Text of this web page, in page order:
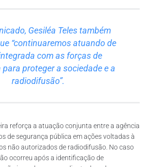
Gesiléa Teles também
“continuaremos atuando de
com as forças de
proteger a sociedade e a
radiodifusão”.
reforça a atuação conjunta entre a agência
de segurança pública em ações voltadas à
não autorizados de radiodifusão. No caso
ocorreu após a identificação de